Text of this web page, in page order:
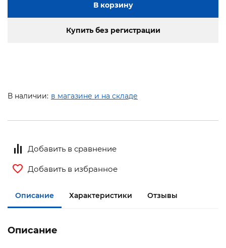
В корзину
Купить без регистрации
В наличии: в магазине и на складе
Добавить в сравнение
Добавить в избранное
Описание Характеристики Отзывы
Описание